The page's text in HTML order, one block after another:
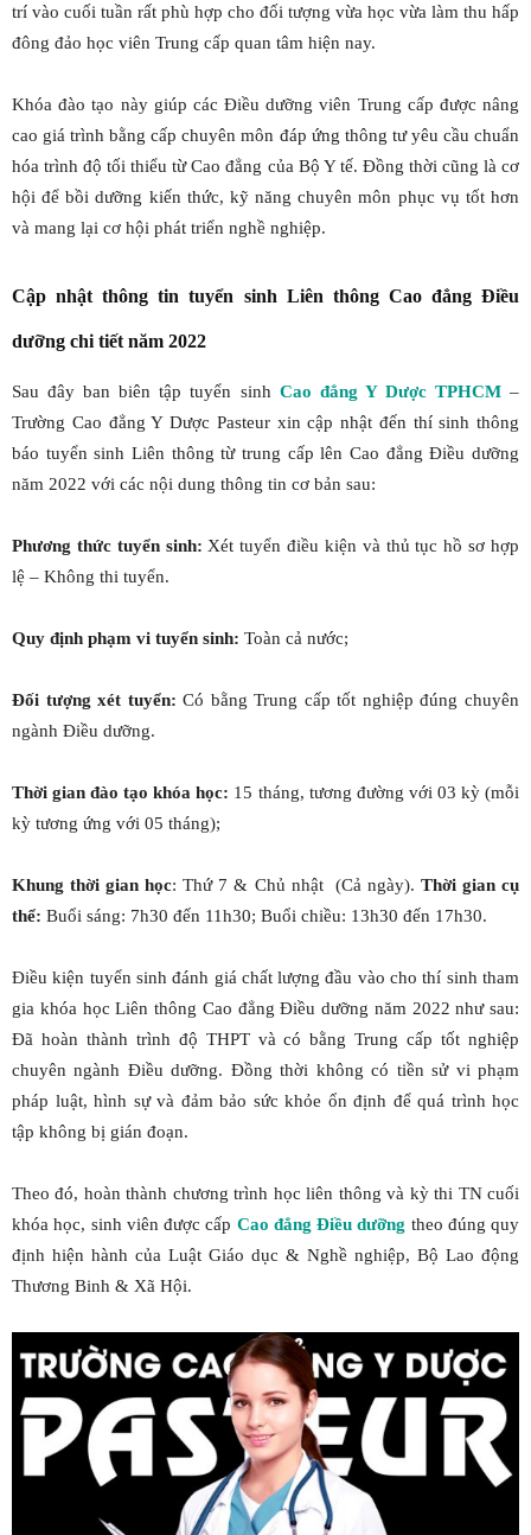
trí vào cuối tuần rất phù hợp cho đối tượng vừa học vừa làm thu hấp
đông đảo học viên Trung cấp quan tâm hiện nay.
Khóa đào tạo này giúp các Điều dưỡng viên Trung cấp được nâng
cao giá trình bằng cấp chuyên môn đáp ứng thông tư yêu cầu chuẩn
hóa trình độ tối thiểu từ Cao đẳng của Bộ Y tế. Đồng thời cũng là cơ
hội để bồi dưỡng kiến thức, kỹ năng chuyên môn phục vụ tốt hơn
và mang lại cơ hội phát triển nghề nghiệp.
Cập nhật thông tin tuyển sinh Liên thông Cao đẳng Điều
dưỡng chi tiết năm 2022
Sau đây ban biên tập tuyển sinh Cao đẳng Y Dược TPHCM–
Trường Cao đẳng Y Dược Pasteur xin cập nhật đến thí sinh thông
báo tuyển sinh Liên thông từ trung cấp lên Cao đẳng Điều dưỡng
năm 2022 với các nội dung thông tin cơ bản sau:
Phương thức tuyển sinh: Xét tuyển điều kiện và thủ tục hồ sơ hợp
lệ – Không thi tuyển.
Quy định phạm vi tuyển sinh: Toàn cả nước;
Đối tượng xét tuyển: Có bằng Trung cấp tốt nghiệp đúng chuyên
ngành Điều dưỡng.
Thời gianđào tạo khóahọc: 15 tháng, tương đường với 03 kỳ (mỗi
kỳ tương ứng với 05 tháng);
Khung thời gian học: Thứ 7 & Chủ nhật (Cả ngày). Thời gian cụ
thể: Buổi sáng: 7h30 đến 11h30; Buổi chiều: 13h30 đến 17h30.
Điều kiện tuyển sinh đánh giá chất lượng đầu vào cho thí sinh tham
gia khóa học Liên thông Cao đẳng Điều dưỡng năm 2022 như sau:
Đã hoàn thành trình độ THPT và có bằng Trung cấp tốt nghiệp
chuyên ngành Điều dưỡng. Đồng thời không có tiền sử vi phạm
pháp luật, hình sự và đảm bảo sức khỏe ổn định để quá trình học
tập không bị gián đoạn.
Theo đó, hoàn thành chương trình học liên thông và kỳ thi TN cuối
khóa học, sinh viên được cấp Cao đẳng Điều dưỡng theo đúng quy
định hiện hành của Luật Giáo dục & Nghề nghiệp, Bộ Lao động
Thương Binh & Xã Hội.